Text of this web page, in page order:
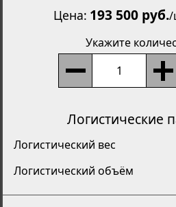
Цена 193 500 руб./
Укажите
Логистические
Логистический вес
Логистический объём